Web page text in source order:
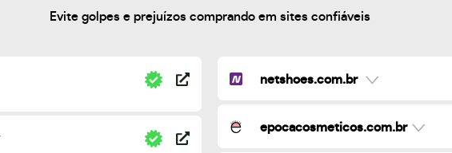
Evite golpes e prejuízos comprando em sites confiáveis
netshoes.com.br
epocacosmeticos.com.br